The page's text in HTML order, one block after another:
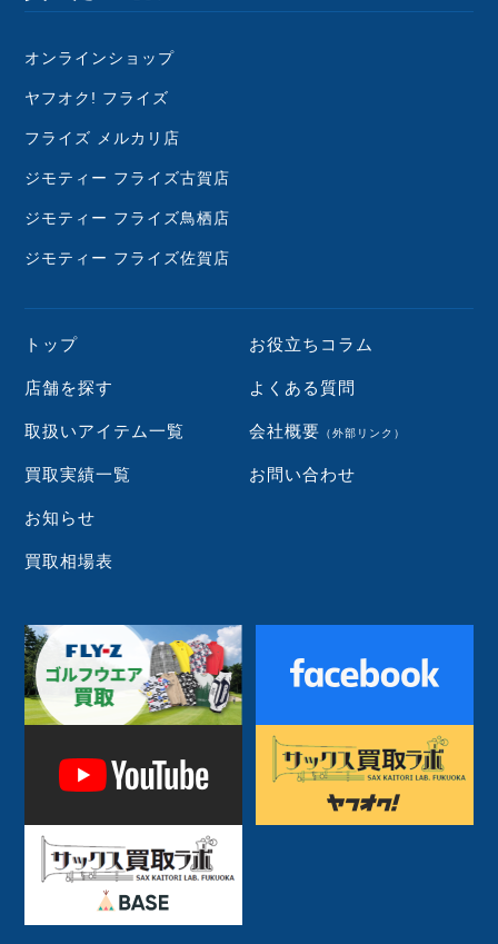
オンラインショップ
ヤフオク! フライズ
フライズ メルカリ店
ジモティー フライズ古賀店
ジモティー フライズ鳥栖店
ジモティー フライズ佐賀店
トップ
店舗を探す
取扱いアイテム一覧
買取実績一覧
お知らせ
買取相場表
お役立ちコラム
よくある質問
会社概要 （外部リンク）
お問い合わせ